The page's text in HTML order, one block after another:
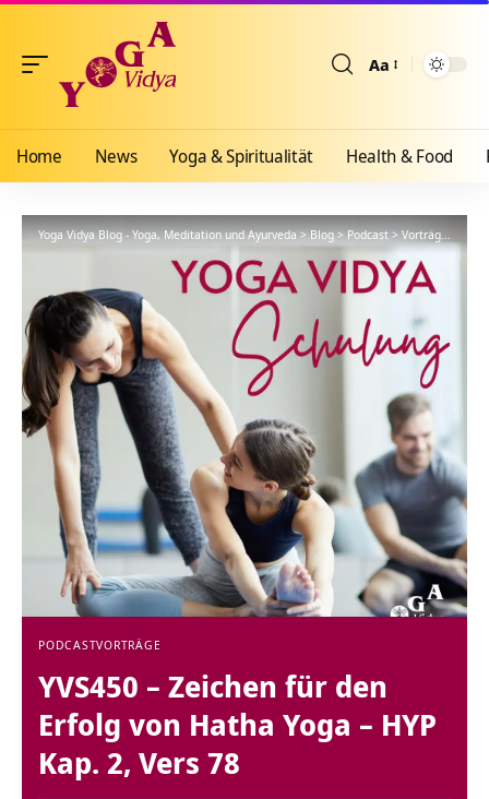
Aa
Home News Yoga & Spiritualität Health & Food
Yoga Vidya Blog - Yoga, Meditation und Ayurveda>Blog>Podcast>Vorträge >
PODCASTVORTRÄGE
YVS450 – Zeichen für den
Erfolg von Hatha Yoga – HYP
Kap. 2, Vers 78